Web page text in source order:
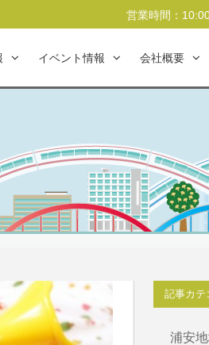
営業時間：
イベント情報 会社概要
記事カテ
浦安